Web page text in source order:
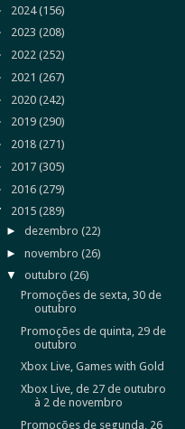
2024(156)
2023 (208)
2022 (252)
2021 (267)
2020 (242)
2019 (290)
2018 (271)
2017 (305)
2016 (279)
2015 (289)
►dezembro(22)
►novembro(26)
▼outubro(26)
Promoções de sexta, 30 de
outubro
Promoções de quinta, 29 de
outubro
Xbox Live, Games with Gold
Xbox Live, de 27 de outubro
à 2 de novembro
Promoções de segunda, 26